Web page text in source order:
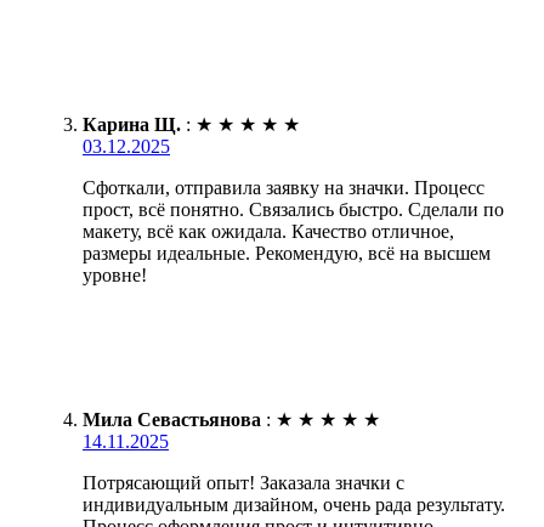
Карина Щ. : ★ ★ ★ ★ ★
03.12.2025
Сфоткали, отправила заявку на значки. Процесс
прост, всё понятно. Связались быстро. Сделали по
макету, всё как ожидала. Качество отличное,
размеры идеальные. Рекомендую, всё на высшем
уровне!
Мила Севастьянова : ★ ★ ★ ★ ★
14.11.2025
Потрясающий опыт! Заказала значки с
индивидуальным дизайном, очень рада результату.